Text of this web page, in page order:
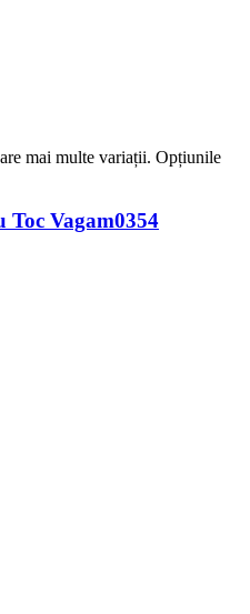
mai multe variații. Opțiunile
Toc Vagam0354